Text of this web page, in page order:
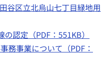
谷区立北烏山七丁目緑地用
認定（PDF：551KB）
務事業について（PDF：